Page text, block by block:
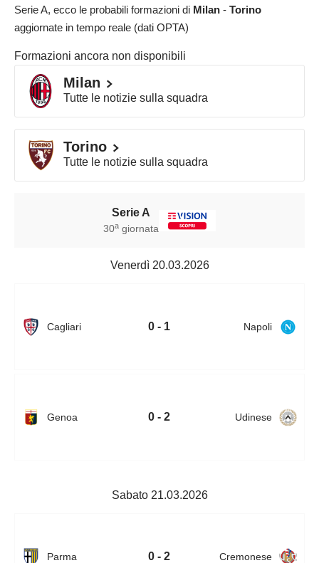
Serie A, ecco le probabili formazioni di Milan - Torino
aggiornate in tempo reale (dati OPTA)
Formazioni ancora non disponibili
Milan
Tutte le notizie sulla squadra
Torino
Tutte le notizie sulla squadra
Serie A
30agiornata
Venerdì 20.03.2026
Cagliari 0 - 1 Napoli
Genoa 0 - 2 Udinese
Sabato 21.03.2026
Parma 0 - 2 Cremonese